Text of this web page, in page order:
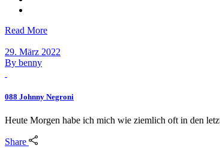
Read More
29. März 2022
By benny
088 Johnny Negroni
Heute Morgen habe ich mich wie ziemlich oft in den
Share